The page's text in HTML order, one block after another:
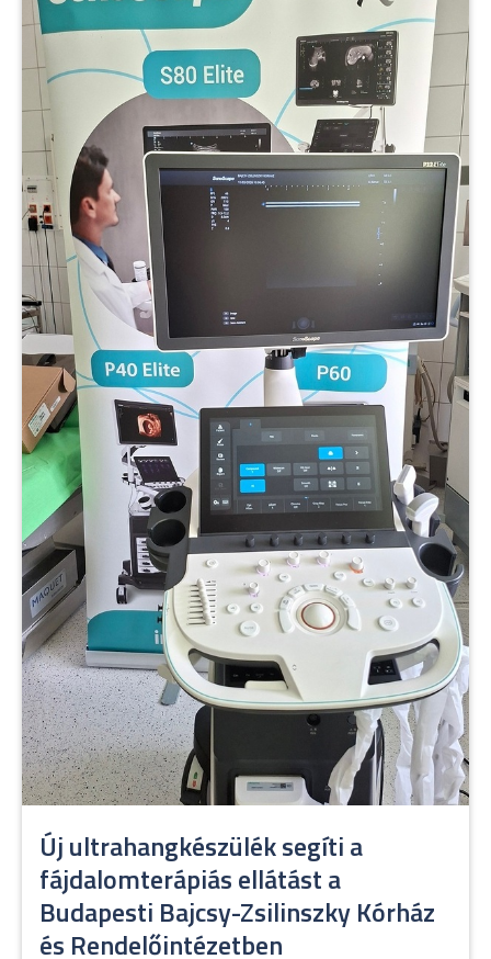
Új ultrahangkészülék segíti a
fájdalomterápiás ellátást a
Budapesti Bajcsy-Zsilinszky Kórház
és Rendelőintézetben